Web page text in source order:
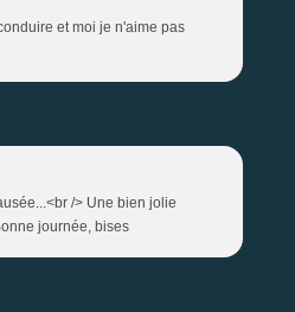
et moi je n'aime pas
/> Une bien jolie
journée, bises